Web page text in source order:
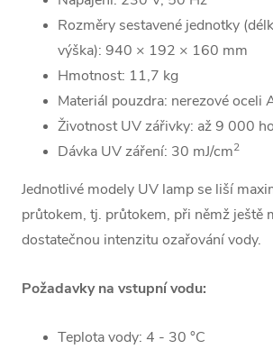
Rozměry sestavené jednotky
výška): 940 × 192 × 160 mm
Hmotnost: 11,7 kg
Materiál pouzdra: nerezové oceli
Životnost UV zářivky: až9 000
Dávka UV záření: 30 mJ/cm2
Jednotlivé modely UV lamp se liší
průtokem, tj. průtokem, při němž ještě
dostatečnou intenzitu ozařování vody.
Požadavky na vstupní vodu:
Teplota vody: 4 - 30 °C